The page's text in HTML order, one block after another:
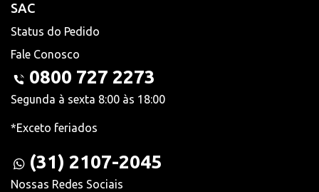
SAC
Status do Pedido
Fale Conosco
0800 727 2273
Segunda à sexta 8:00 às 18:00
*Exceto feriados
(31) 2107-2045
Nossas Redes Sociais